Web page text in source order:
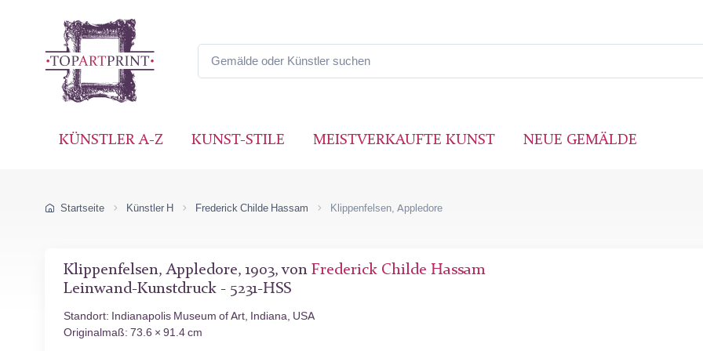
KÜNSTLER A-Z KUNST-STILE MEISTVERKAUFTE KUNST NEUE GEMÄLDE
Startseite Künstler H Frederick Childe Hassam Klippenfelsen, Appledore
Klippenfelsen, Appledore, 1903, von Frederick Childe Hassam
Leinwand-Kunstdruck - 5231-HSS
Standort: Indianapolis Museum of Art, Indiana, USA
Originalmaß: 73.6 × 91.4 cm